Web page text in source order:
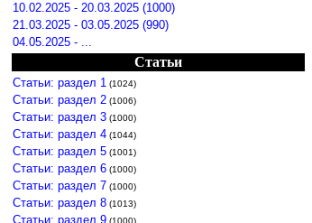
10.02.2025 - 20.03.2025 (1000)
21.03.2025 - 03.05.2025 (990)
04.05.2025 - ...
Статьи
Статьи: раздел 1 (1024)
Статьи: раздел 2 (1006)
Статьи: раздел 3 (1000)
Статьи: раздел 4 (1044)
Статьи: раздел 5 (1001)
Статьи: раздел 6 (1000)
Статьи: раздел 7 (1000)
Статьи: раздел 8 (1013)
Статьи: раздел 9 (1000)